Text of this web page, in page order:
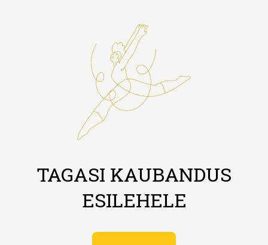
TAGASI KAUBANDUS
ESILEHELE